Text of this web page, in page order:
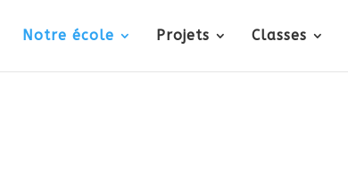
Notre école Projets Classes